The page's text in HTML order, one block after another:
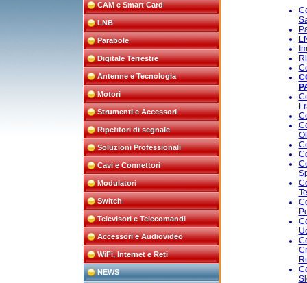
CAM e Smart Card
LNB
Parabole
Digitale Terrestre
Antenne e Tecnologia
Motori
Strumenti e Accessori
Ripetitori di segnale
Soluzioni Professionali
Cavi e Connettori
Modulatori
Switch
Televisori e Telecomandi
Accessori e Audiovideo
WiFi, Internet e Reti
NEWS